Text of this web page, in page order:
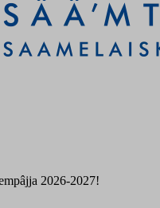
2026-2027!